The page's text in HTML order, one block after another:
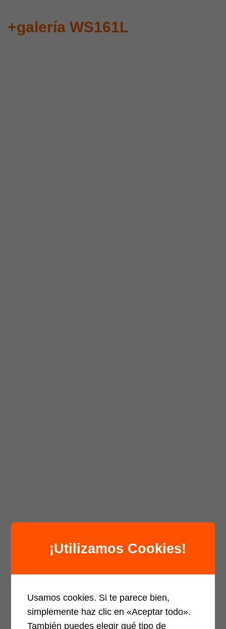
+galería WS161L
¡Utilizamos Cookies!
Usamos cookies. Si te parece bien,
simplemente haz clic en «Aceptar todo».
También puedes elegir qué tipo de